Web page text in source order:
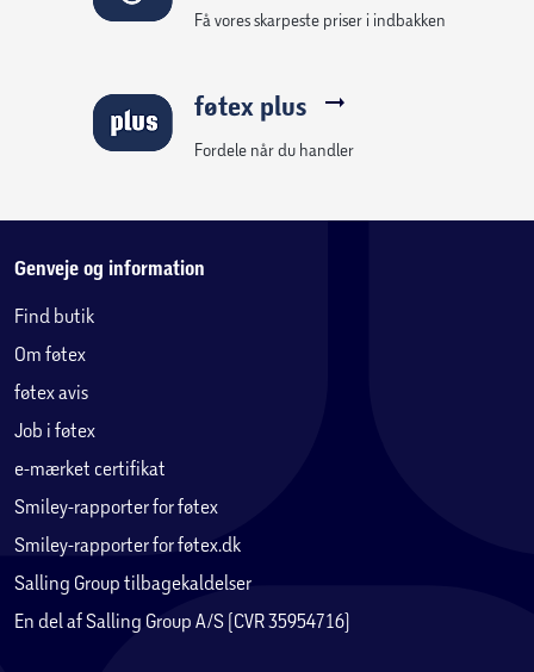
transport
Få vores skarpeste priser i indbakken
føtex plus
Fordele når du handler
Genveje og information
Find butik
Om føtex
føtex avis
Job i føtex
e-mærket certifikat
Smiley-rapporter for føtex
Smiley-rapporter for føtex.dk
Salling Group tilbagekaldelser
En del af Salling Group A/S (CVR 35954716)